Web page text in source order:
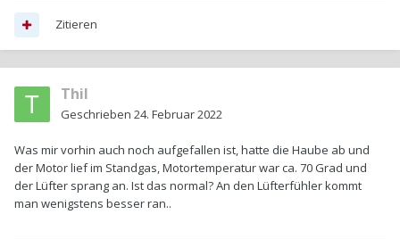
Zitieren
Thil
Geschrieben 24. Februar 2022
Was mir vorhin auch noch aufgefallen ist, hatte die Haube ab und
der Motor lief im Standgas, Motortemperatur war ca. 70 Grad und
der Lüfter sprang an. Ist das normal? An den Lüfterfühler kommt
man wenigstens besser ran..